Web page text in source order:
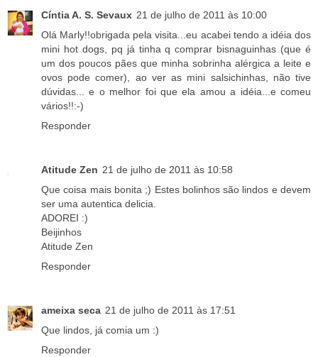
Cíntia A. S. Sevaux 21 de julho de 2011 às 10:00
Olá Marly!!obrigada pela visita...eu acabei tendo a idéia dos
mini hot dogs, pq já tinha q comprar bisnaguinhas (que é
um dos poucos pães que minha sobrinha alérgica a leite e
ovos pode comer), ao ver as mini salsichinhas, não tive
dúvidas... e o melhor foi que ela amou a idéia...e comeu
vários!!:-)
Responder
Atitude Zen 21 de julho de 2011 às 10:58
Que coisa mais bonita ;) Estes bolinhos são lindos e devem
ser uma autentica delicia.
ADOREI :)
Beijinhos
Atitude Zen
Responder
ameixa seca 21 de julho de 2011 às 17:51
Que lindos, já comia um :)
Responder